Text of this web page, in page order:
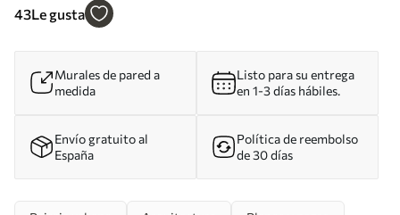
u51061
43Le gusta
Murales de pared a
medida
Listo para su entrega
en 1-3 días hábiles.
Envío gratuito al
España
Política de reembolso
de 30 días